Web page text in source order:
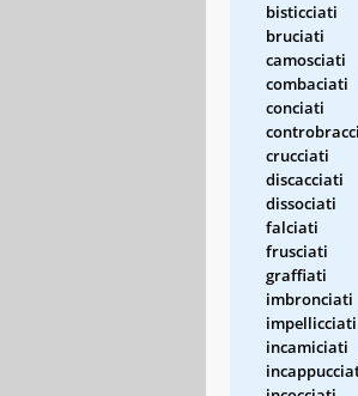
bisticciati
bruciati
camosciati
combaciati
conciati
crucciati
discacciati
dissociati
falciati
frusciati
graffiati
imbronciati
impellicciati
incamiciati